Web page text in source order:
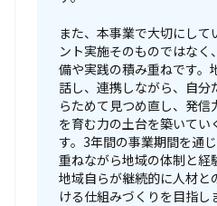
また、本事業で大切にして
ント実施そのものではな
備や実践の積み重ねです。
話し、連携しながら、自分
らためて見つめ直し、発信
を育む力の土台を築いてい
す。3年間の事業期間を通
重ねながら地域の体制と経
地域自らが継続的に人材と
ける仕組みづくりを目指し